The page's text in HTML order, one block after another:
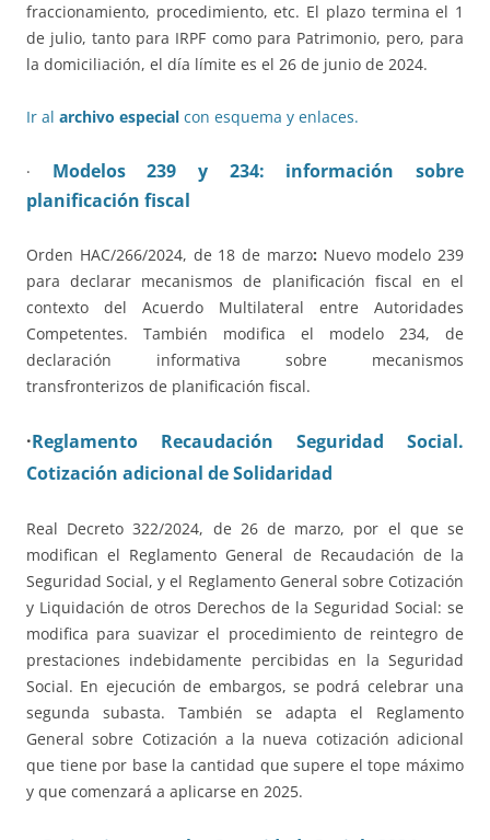
fraccionamiento, procedimiento, etc. El plazo termina el 1
de julio, tanto para IRPF como para Patrimonio, pero, para
la domiciliación, el día límite es el 26 de junio de 2024.
Ir al archivo especial con esquema y enlaces.
· Modelos 239 y 234: información sobre
planificación fiscal
Orden HAC/266/2024, de 18 de marzo: Nuevo modelo 239
para declarar mecanismos de planificación fiscal en el
contexto del Acuerdo Multilateral entre Autoridades
Competentes. También modifica el modelo 234, de
declaración informativa sobre mecanismos
transfronterizos de planificación fiscal.
·Reglamento Recaudación Seguridad Social.
Cotización adicional de Solidaridad
Real Decreto 322/2024, de 26 de marzo, por el que se
modifican el Reglamento General de Recaudación de la
Seguridad Social, y el Reglamento General sobre Cotización
y Liquidación de otros Derechos de la Seguridad Social: se
modifica para suavizar el procedimiento de reintegro de
prestaciones indebidamente percibidas en la Seguridad
Social. En ejecución de embargos, se podrá celebrar una
segunda subasta. También se adapta el Reglamento
General sobre Cotización a la nueva cotización adicional
que tiene por base la cantidad que supere el tope máximo
y que comenzará a aplicarse en 2025.